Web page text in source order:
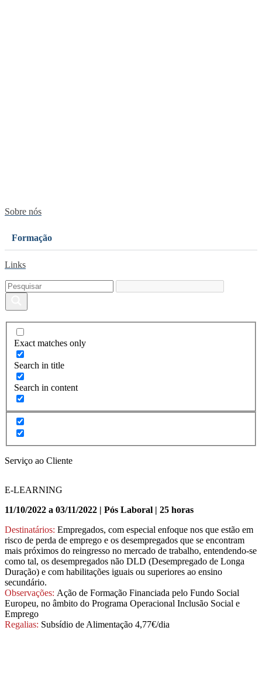
Sobre nós
Formação
Links
Exact matches only
Search in title
Search in content
Serviço ao Cliente
E-LEARNING
11/10/2022 a 03/11/2022 | Pós Laboral | 25 horas
Destinatários: Empregados, com especial enfoque nos que estão em
risco de perda de emprego e os desempregados que se encontram
mais próximos do reingresso no mercado de trabalho, entendendo‐se
como tal, os desempregados não DLD (Desempregado de Longa
Duração) e com habilitações iguais ou superiores ao ensino
secundário.
Observações: Ação de Formação Financiada pelo Fundo Social
Europeu, no âmbito do Programa Operacional Inclusão Social e
Emprego
Regalias: Subsídio de Alimentação 4,77€/dia